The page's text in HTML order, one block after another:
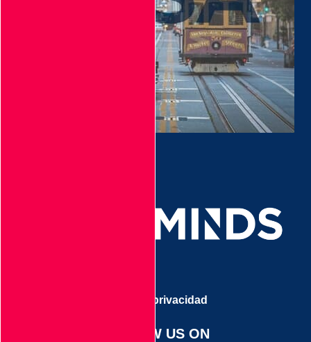
Aviso de privacidad
FOLLOW US ON